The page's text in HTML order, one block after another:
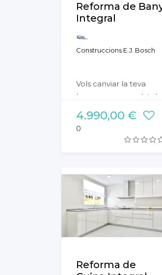
Reforma de
Integral
Construccions E.J. Bosch
Vols canviar la teva
banyera per un plat de
dutxa? Vols renovar la
imatge del bany? Una
nova distrbució o canvi
el teu dia a dia.
solucions per millorar la
imatge i practicisitat
teu bany.
4.990,00 €
0
Reforma de